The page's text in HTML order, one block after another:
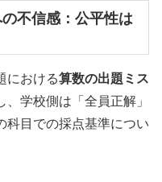
不信感：公平性は
における算数の出題ミス
学校側は「全員正解」
科目での採点基準につい